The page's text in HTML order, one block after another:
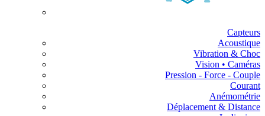
Capteurs
Acoustique
Vibration & Choc
Vision • Caméras
Pression - Force - Couple
Courant
Anémométrie
Déplacement & Distance